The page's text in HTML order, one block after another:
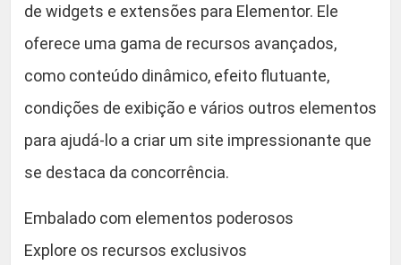
9
9
0
E
l
m
e
n
o
u
de widgets e extensões para Elementor. Ele
oferece uma gama de recursos avançados,
como conteúdo dinâmico, efeito flutuante,
condições de exibição e vários outros elementos
para ajudá-lo a criar um site impressionante que
se destaca da concorrência.
Embalado com elementos poderosos
Explore os recursos exclusivos